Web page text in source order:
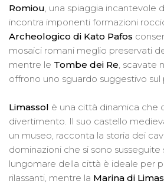
Romiou , una spiaggia incantevole
incontra imponenti formazioni
Archeologico di Kato Pafos
mosaici romani meglio preservati
mentre le Tombe dei Re , scavate
offrono uno sguardo suggestivo sul
Limassol è una città dinamica che
divertimento. Il suo castello
un museo, racconta la storia dei
dominazioni che si sono susseguite
lungomare della città è ideale per
rilassanti, mentre la Marina di